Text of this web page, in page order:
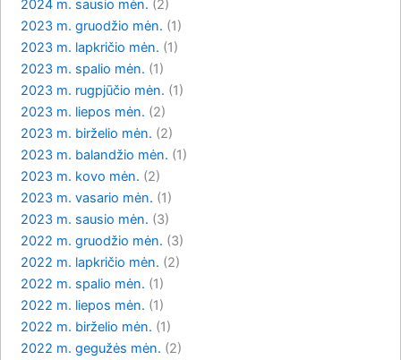
2024 m. sausio mėn. (2)
2023 m. gruodžio mėn. (1)
2023 m. lapkričio mėn. (1)
2023 m. spalio mėn. (1)
2023 m. rugpjūčio mėn. (1)
2023 m. liepos mėn. (2)
2023 m. birželio mėn. (2)
2023 m. balandžio mėn. (1)
2023 m. kovo mėn. (2)
2023 m. vasario mėn. (1)
2023 m. sausio mėn. (3)
2022 m. gruodžio mėn. (3)
2022 m. lapkričio mėn. (2)
2022 m. spalio mėn. (1)
2022 m. liepos mėn. (1)
2022 m. birželio mėn. (1)
2022 m. gegužės mėn. (2)